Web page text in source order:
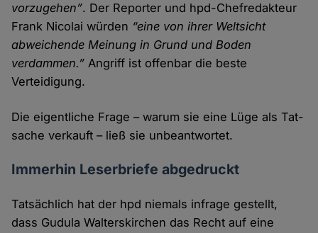
vorzu­gehen”. Der Reporter und hpd-Chef­redakteur
Frank Nicolai würden “eine von ihrer Welt­sicht
abweichende Meinung in Grund und Boden
verdammen.” Angriff ist offenbar die beste
Verteidigung.
Die eigentliche Frage – warum sie eine Lüge als Tat­
sache verkauft – ließ sie unbeantwortet.
Immerhin Leserbriefe abgedruckt
Tatsächlich hat der hpd niemals infrage gestellt,
dass Gudula Walterskirchen das Recht auf eine